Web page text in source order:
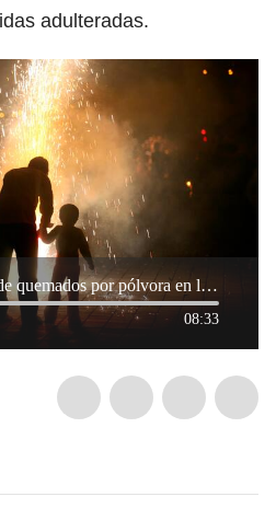
adulteradas.
Aumentó la cifra de quemados por pólvora en los primeros días de diciembre de 2023
08:33